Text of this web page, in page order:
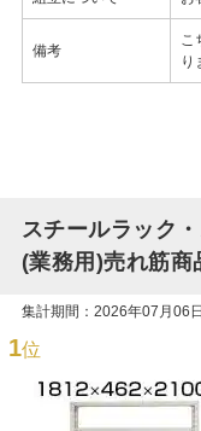
備考
こ
り
スチールラック
(業務用)売れ筋商
集計期間：2026年07月06
1位